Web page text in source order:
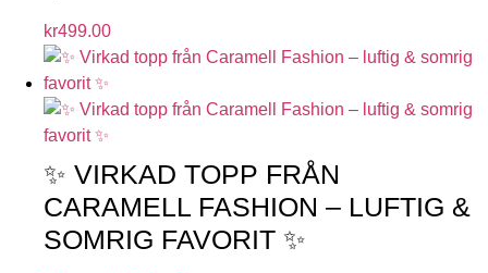
kr499.00
✨ VIRKAD TOPP FRÅN
CARAMELL FASHION – LUFTIG &
SOMRIG FAVORIT ✨